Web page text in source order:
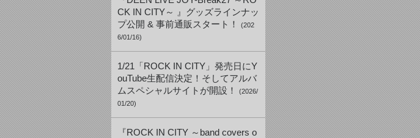
CK IN CITY～ 』グッズラインナッ
プ公開 & 事前通販スタート！
(202
6/01/16)
1/21「ROCK IN CITY」発売日にY
ouTube生配信決定！そしてアルバ
ムスペシャルサイトが開設！
(2026/
01/20)
『ROCK IN CITY ～band covers o